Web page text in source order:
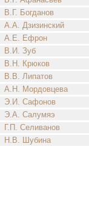
В.Г. Богданов
А.А. Дзизинский
А.Е. Ефрон
В.И. Зуб
В.Н. Крюков
В.В. Липатов
А.Н. Мордовцева
Э.И. Сафонов
Э.А. Салумяэ
Г.П. Селиванов
Н.В. Шубина